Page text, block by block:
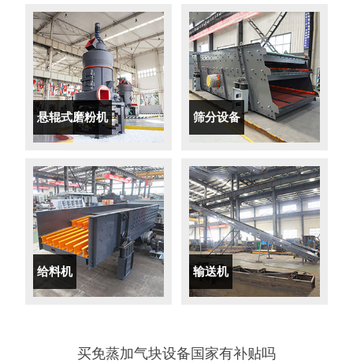
悬辊式磨粉机 筛分设备
给料机 输送机
买免蒸加气块设备国家有补贴吗